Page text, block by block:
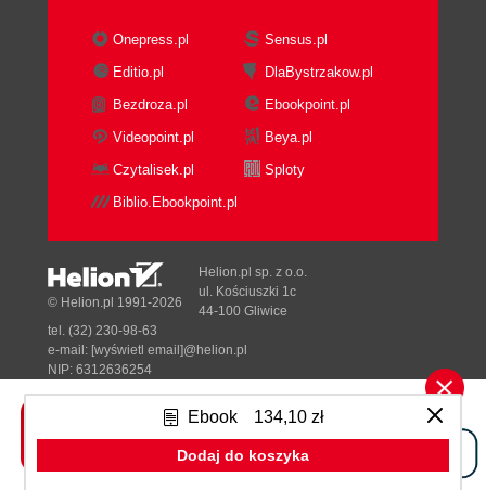
Ebook 134,10 zł
Dodaj do koszyka
Onepress.pl
Sensus.pl
Editio.pl
DlaBystrzakow.pl
Bezdroza.pl
Ebookpoint.pl
Videopoint.pl
Beya.pl
Czytalisek.pl
Sploty
Biblio.Ebookpoint.pl
Tonik.pl
© Helion.pl 1991-2026
Helion.pl sp. z o.o.
ul. Kościuszki 1c
44-100 Gliwice
tel. (32) 230-98-63
e-mail: [wyświetl email]@helion.pl
NIP: 6312636254